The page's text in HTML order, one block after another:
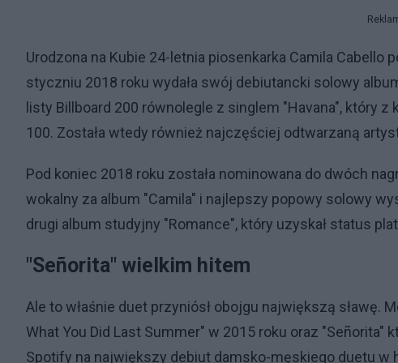
Urodzona na Kubie 24-letnia piosenkarka Camila
styczniu 2018 roku wydała swój debiutancki solowy
listy Billboard 200 równolegle z singlem "Havana", który
100. Została wtedy również najczęściej odtwarzaną
Pod koniec 2018 roku została nominowana do dwóch
wokalny za album "Camila" i najlepszy popowy solowy
drugi album studyjny "Romance", który uzyskał status
"Señorita" wielkim hitem
Ale to właśnie duet przyniósł obojgu największą sławę.
What You Did Last Summer" w 2015 roku oraz "Señorita"
Spotify na największy debiut damsko-męskiego duetu w